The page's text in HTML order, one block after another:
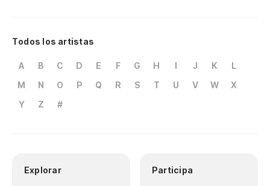
Todos los artistas
A B C D E F G H I J K
L
M
N O P Q R S T U V W
X
Y
Z #
Explorar Participa